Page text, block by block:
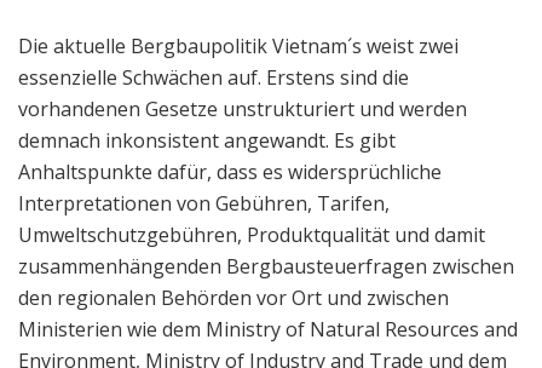
Die aktuelle Bergbaupolitik Vietnam´s weist zwei
essenzielle Schwächen auf. Erstens sind die
vorhandenen Gesetze unstrukturiert und werden
demnach inkonsistent angewandt. Es gibt
Anhaltspunkte dafür, dass es widersprüchliche
Interpretationen von Gebühren, Tarifen,
Umweltschutzgebühren, Produktqualität und damit
zusammenhängenden Bergbausteuerfragen zwischen
den regionalen Behörden vor Ort und zwischen
Ministerien wie dem Ministry of Natural Resources and
Environment, Ministry of Industry and Trade und dem